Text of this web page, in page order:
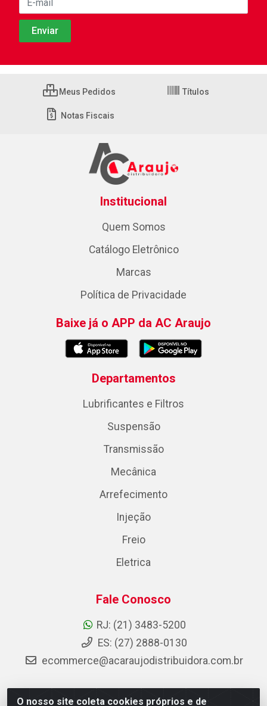
O nosso site coleta cookies próprios e de
Meus Pedidos Títulos
Notas Fiscais
Institucional
Quem Somos
Catálogo Eletrônico
Marcas
Política de Privacidade
Baixe já o APP da AC Araujo
Departamentos
Lubrificantes e Filtros
Suspensão
Transmissão
Mecânica
Arrefecimento
Injeção
Freio
Eletrica
Fale Conosco
RJ: (21) 3483-5200
ES: (27) 2888-0130
ecommerce@acaraujodistribuidora.com.br